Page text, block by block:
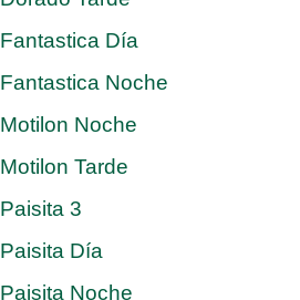
Fantastica Día
Fantastica Noche
Motilon Noche
Motilon Tarde
Paisita 3
Paisita Día
Paisita Noche